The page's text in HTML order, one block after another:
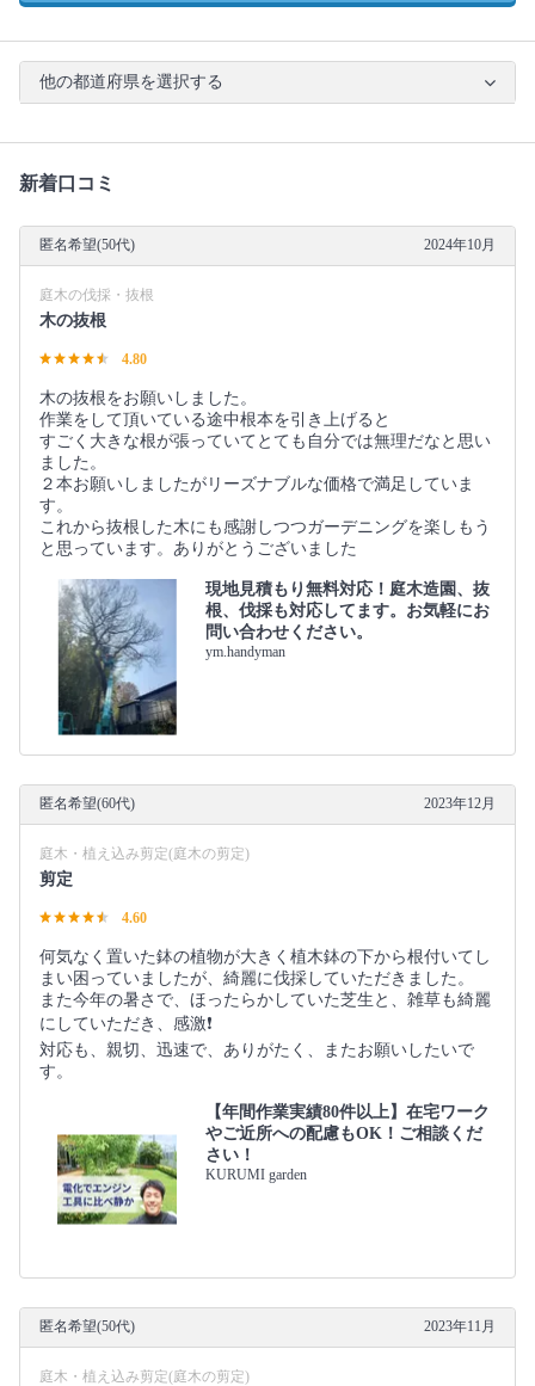
他の都道府県を選択する
新着口コミ
匿名希望(50代) 2024年10月
庭木の伐採・抜根
木の抜根
4.80
木の抜根をお願いしました。
作業をして頂いている途中根本を引き上げると
すごく大きな根が張っていてとても自分では無理だなと思い
ました。
２本お願いしましたがリーズナブルな価格で満足していま
す。
これから抜根した木にも感謝しつつガーデニングを楽しもう
と思っています。ありがとうございました
現地見積もり無料対応！庭木造園、抜
根、伐採も対応してます。お気軽にお
問い合わせください。
ym.handyman
匿名希望(60代) 2023年12月
庭木・植え込み剪定(庭木の剪定)
剪定
4.60
何気なく置いた鉢の植物が大きく植木鉢の下から根付いてし
まい困っていましたが、綺麗に伐採していただきました。
また今年の暑さで、ほったらかしていた芝生と、雑草も綺麗
にしていただき、感激❗️
対応も、親切、迅速で、ありがたく、またお願いしたいで
す。
【年間作業実績80件以上】在宅ワーク
やご近所への配慮もOK！ご相談くだ
さい！
KURUMI garden
匿名希望(50代) 2023年11月
庭木・植え込み剪定(庭木の剪定)